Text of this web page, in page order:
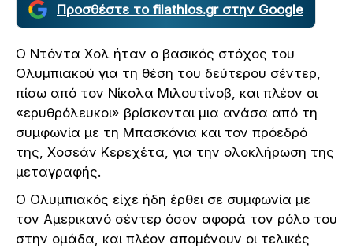
Προσθέστε το filathlos.gr στην Google
Ο Ντόντα Χολ ήταν ο βασικός στόχος του
Ολυμπιακού για τη θέση του δεύτερου σέντερ,
πίσω από τον Νίκολα Μιλουτίνοβ, και πλέον οι
«ερυθρόλευκοι» βρίσκονται μια ανάσα από τη
συμφωνία με τη Μπασκόνια και τον πρόεδρό
της, Χοσεάν Κερεχέτα, για την ολοκλήρωση της
μεταγραφής.
Ο Ολυμπιακός είχε ήδη έρθει σε συμφωνία με
τον Αμερικανό σέντερ όσον αφορά τον ρόλο του
στην ομάδα, και πλέον απομένουν οι τελικές